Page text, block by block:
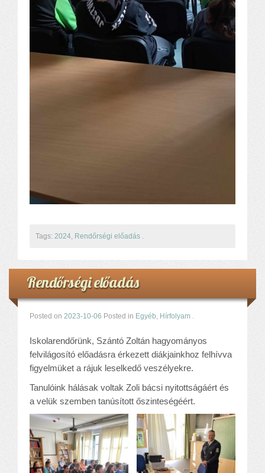
Tags: 2024, Rendőrségi előadás .
Rendőrségi előadás
Posted on 2023-10-06 Posted in Egyéb, Hírfolyam .
Iskolarendőrünk, Szántó Zoltán hagyományos
felvilágosító előadásra érkezett diákjainkhoz felhívva
figyelmüket a rájuk leselkedő veszélyekre.
Tanulóink hálásak voltak Zoli bácsi nyitottságáért és
a velük szemben tanúsított őszinteségéért.